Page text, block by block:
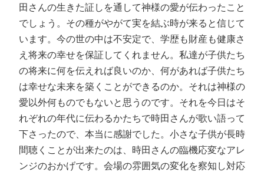
田さんの生きた証しを通して神様の愛が伝わったこと
でしょう。その種がやがて実を結ぶ時が来ると信じて
います。今の世の中は不安定で、学歴も財産も健康さ
え将来の幸せを保証してくれません。私達が子供たち
の将来に何を伝えれば良いのか、何があれば子供たち
は幸せな未来を築くことができるのか。それは神様の
愛以外何ものでもないと思うのです。それを今日はそ
れぞれの年代に伝わるかたちで時田さんが歌い語って
下さったので、本当に感謝でした。小さな子供が長時
間聴くことが出来たのは、時田さんの臨機応変なアレ
ンジのおかげです。会場の雰囲気の変化を察知し対応